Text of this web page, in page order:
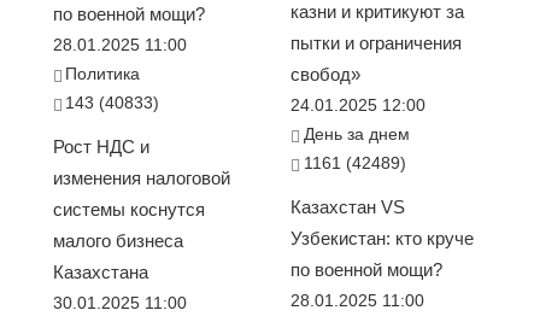
по военной мощи?
28.01.2025 11:00
Политика
143 (40833)
Рост НДС и
изменения налоговой
системы коснутся
малого бизнеса
Казахстана
30.01.2025 11:00
казни и критикуют за
пытки и ограничения
свобод»
24.01.2025 12:00
День за днем
1161 (42489)
Казахстан VS
Узбекистан: кто круче
по военной мощи?
28.01.2025 11:00